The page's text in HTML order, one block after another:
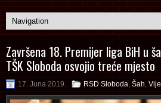
Završena 18. Premijer liga BiH u
TŠK Sloboda osvojio treće mjesto
17. Juna 2019. RSD Sloboda Šah